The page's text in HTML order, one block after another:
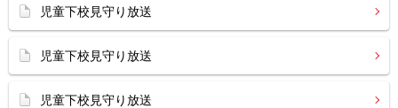
児童下校見守り放送
児童下校見守り放送
児童下校見守り放送